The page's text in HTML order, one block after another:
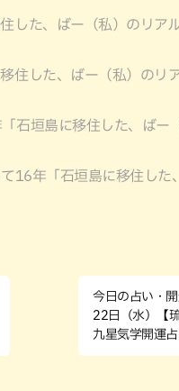
した、ばー（私）のリア
住した、ばー（私）のリ
石垣島に移住した、ばー
16年「石垣島に移住した
今日の占い・
22日（水）【
九星気学開運占